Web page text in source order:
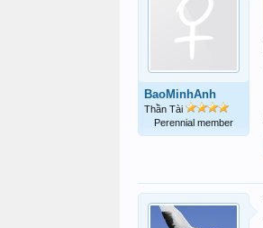
BaoMinhAnh
Thần Tài
Perennial member